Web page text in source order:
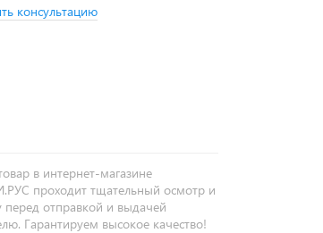
консультацию
в интернет-магазине
проходит тщательный осмотр и
перед отправкой и выдачей
Гарантируем высокое качество!